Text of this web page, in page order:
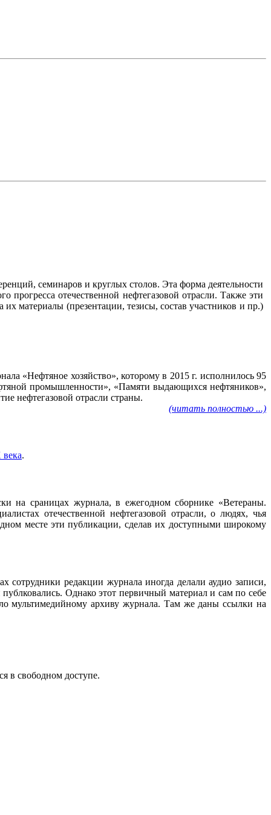
семинаров и круглых столов. Эта форма деятельности
прогресса отечественной нефтегазовой отрасли. Также эти
материалы (презентации, тезисы, состав участников и пр.)
«Нефтяное хозяйство», которому в 2015 г. исполнилось 95
промышленности», «Памяти выдающихся нефтяников»,
нефтегазовой отрасли страны.
(читать полностью ...)
.
на сраницах журнала, в ежегодном сборнике «Ветераны.
отечественной нефтегазовой отрасли, о людях, чья
месте эти публикации, сделав их доступными широкому
редакции журнала иногда делали аудио записи,
Однако этот первичный материал и сам по себе
мультимедийному архиву журнала. Там же даны ссылки на
в свободном доступе.